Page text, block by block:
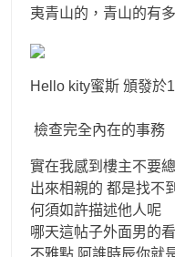
夷青山的，青山的有
Hello kity蜜斯 頒發於
檢查完全內在的事務
實在我感到樓主不要
出來相親的 都是找不
何須如許描述他人呢
哪天這帖子外面男的
不雅點 阿誰時辰你就